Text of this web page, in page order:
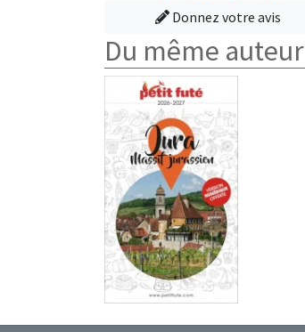
Donnez votre avis
Du même auteur